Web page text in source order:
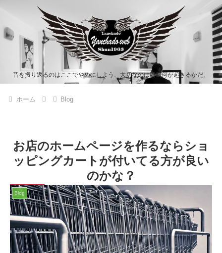
昔を振り返るのはここでやめにしよう、大切なのは明日何が起きるかだ。
ホーム Blog
お店のホームページを作るならショ
ッピングカートが付いてる方が良い
のかな？
Blog